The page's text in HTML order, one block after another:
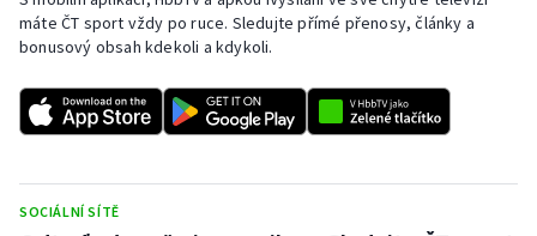
Short track
Sportovní střelba
máte ČT sport vždy po ruce. Sledujte přímé přenosy, články a
bonusový obsah kdekoli a kdykoli.
SOCIÁLNÍ SÍTĚ